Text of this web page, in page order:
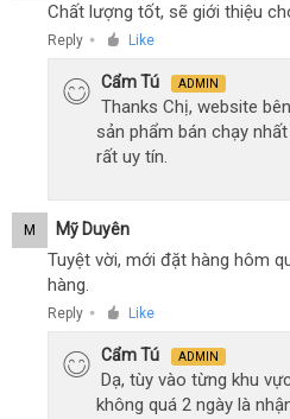
Chất lượng tốt, sẽ giới thiệu
Reply ● Like
Cẩm Tú ADMIN
Thanks Chị, website
sản phẩm bán chạy
rất uy tín.
M Mỹ Duyên
Tuyệt vời, mới đặt hàng hôm
hàng.
Reply ● Like
Cẩm Tú ADMIN
Dạ, tùy vào từng khu
không quá 2 ngày là